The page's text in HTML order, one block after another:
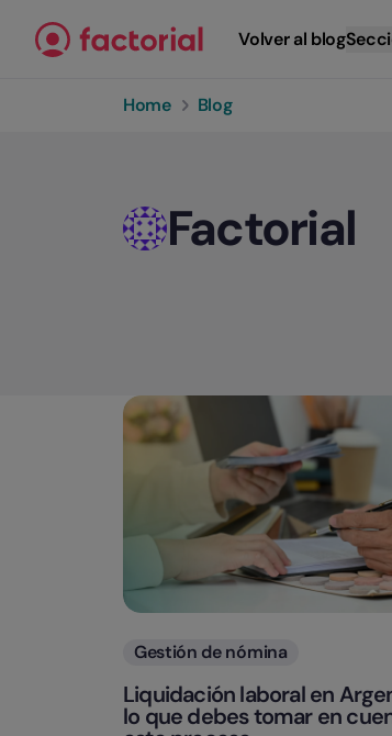
Volver al blog
Home Blog
Factorial
Categorias
Gestión de nómina
Liquidación laboral en
lo que debes tomar en